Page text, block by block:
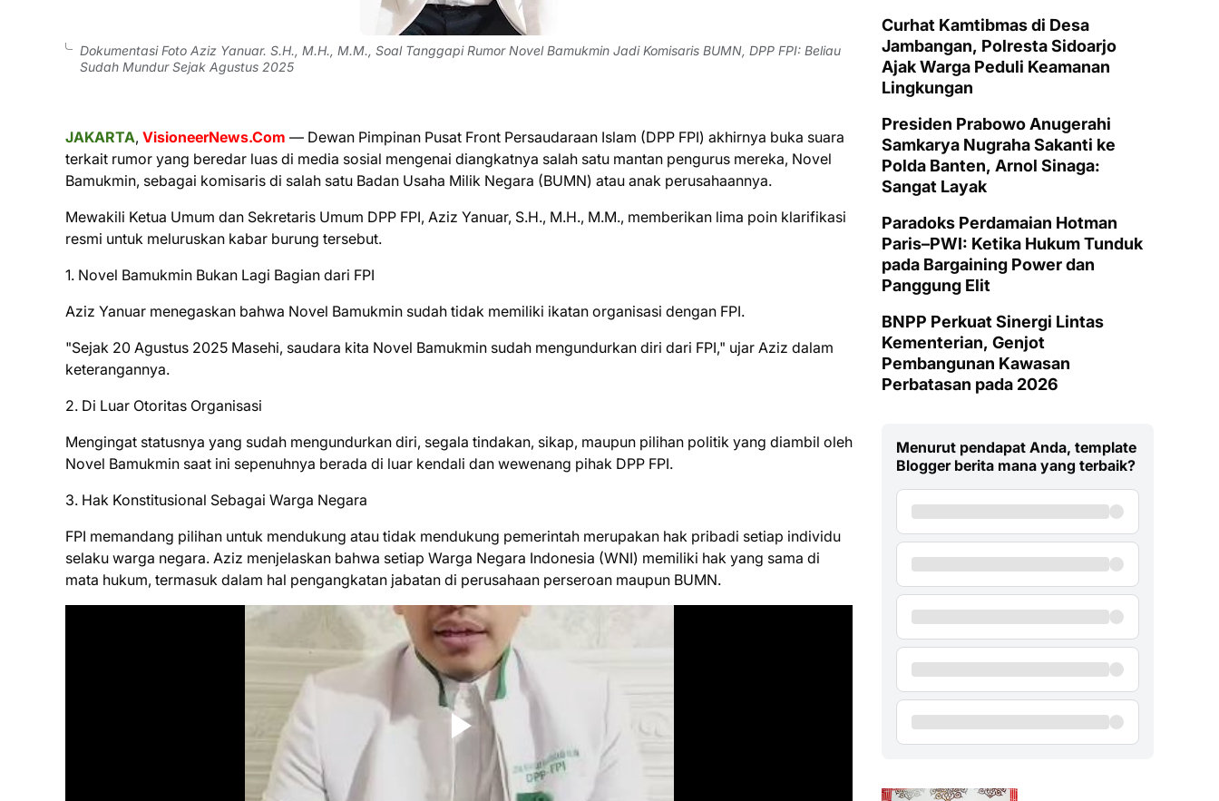
Dokumentasi Foto Aziz Yanuar. S.H., M.H., M.M., Soal Tanggapi Rumor Novel Bamukmin Jadi Komisaris BUMN, DPP FPI: Beliau
Sudah Mundur Sejak Agustus 2025
JAKARTA, VisioneerNews.Com — Dewan Pimpinan Pusat Front Persaudaraan Islam (DPP FPI) akhirnya buka suara
terkait rumor yang beredar luas di media sosial mengenai diangkatnya salah satu mantan pengurus mereka, Novel
Bamukmin, sebagai komisaris di salah satu Badan Usaha Milik Negara (BUMN) atau anak perusahaannya.
​Mewakili Ketua Umum dan Sekretaris Umum DPP FPI, Aziz Yanuar, S.H., M.H., M.M., memberikan lima poin klarifikasi
resmi untuk meluruskan kabar burung tersebut.
​1. Novel Bamukmin Bukan Lagi Bagian dari FPI
​Aziz Yanuar menegaskan bahwa Novel Bamukmin sudah tidak memiliki ikatan organisasi dengan FPI.
​"Sejak 20 Agustus 2025 Masehi, saudara kita Novel Bamukmin sudah mengundurkan diri dari FPI," ujar Aziz dalam
keterangannya.
​2. Di Luar Otoritas Organisasi
​Mengingat statusnya yang sudah mengundurkan diri, segala tindakan, sikap, maupun pilihan politik yang diambil oleh
Novel Bamukmin saat ini sepenuhnya berada di luar kendali dan wewenang pihak DPP FPI.
​3. Hak Konstitusional Sebagai Warga Negara
​FPI memandang pilihan untuk mendukung atau tidak mendukung pemerintah merupakan hak pribadi setiap individu
selaku warga negara. Aziz menjelaskan bahwa setiap Warga Negara Indonesia (WNI) memiliki hak yang sama di
mata hukum, termasuk dalam hal pengangkatan jabatan di perusahaan perseroan maupun BUMN.
Curhat Kamtibmas di Desa
Jambangan, Polresta Sidoarjo
Ajak Warga Peduli Keamanan
Lingkungan
Presiden Prabowo Anugerahi
Samkarya Nugraha Sakanti ke
Polda Banten, Arnol Sinaga:
Sangat Layak
Paradoks Perdamaian Hotman
Paris–PWI: Ketika Hukum Tunduk
pada Bargaining Power dan
Panggung Elit
BNPP Perkuat Sinergi Lintas
Kementerian, Genjot
Pembangunan Kawasan
Perbatasan pada 2026
Menurut pendapat Anda, template
Blogger berita mana yang terbaik?